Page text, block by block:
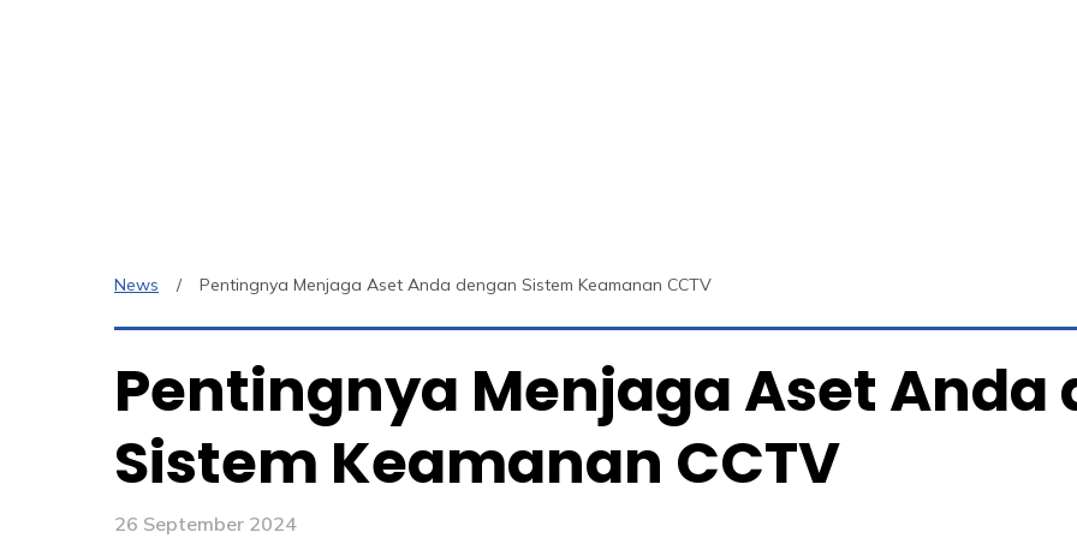
News Pentingnya Menjaga Aset Anda dengan Sistem Keamanan CCTV
Pentingnya Menjaga Aset Anda
Sistem Keamanan CCTV
26 September 2024